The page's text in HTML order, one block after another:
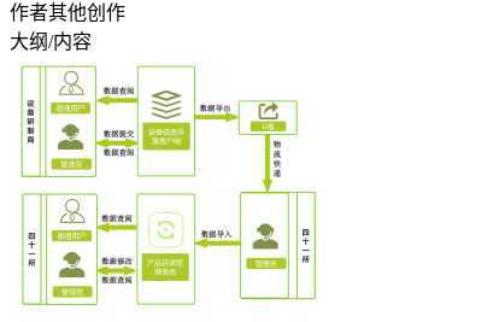
作者其他创作
大纲/内容